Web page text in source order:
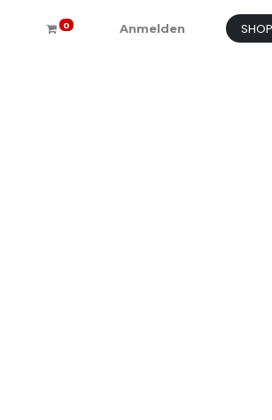
0 Anmelden SHOP